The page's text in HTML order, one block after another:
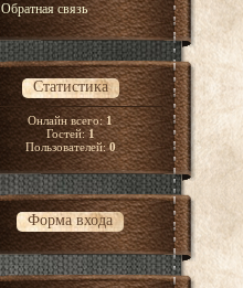
Обратная связь
Статистика
Онлайн всего:1
Гостей:1
Пользователей:0
Форма входа